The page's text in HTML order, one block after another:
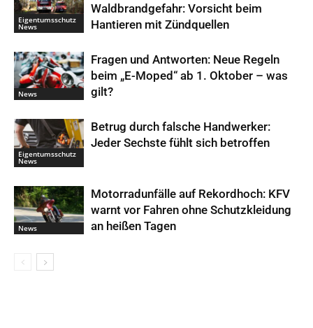
Eigentumsschutz
News
Waldbrandgefahr: Vorsicht beim
Hantieren mit Zündquellen
News
Fragen und Antworten: Neue Regeln
beim „E-Moped“ ab 1. Oktober – was
gilt?
Eigentumsschutz
News
Betrug durch falsche Handwerker:
Jeder Sechste fühlt sich betroffen
News
Motorradunfälle auf Rekordhoch: KFV
warnt vor Fahren ohne Schutzkleidung
an heißen Tagen